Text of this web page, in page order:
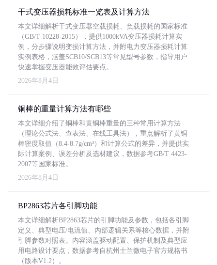
干式变压器损耗标准一览表及计算方法
本文详细解析干式变压器空载损耗、负载损耗的国家标准
（GB/T 10228-2015），提供1000kVA变压器损耗计算实
例，分步骤说明变损计算方法，并附电力变压器损耗计算
实例表格，涵盖SCB10/SCB13等常见型号参数，指导用户
快速掌握变压器能效评估要点。
2026年8月4日
铜棒的重量计算方法有哪些
本文详细介绍了铜棒和黄铜棒重量的三种常用计算方法
（理论公式法、查表法、在线工具法），重点解析了黄铜
棒密度取值（8.4-8.7g/cm³）和计算公式的差异，并提供实
际计算案例、误差分析及选材建议，数据参考GB/T 4423-
2007等国家标准。
2026年8月4日
BP2863芯片各引脚功能
本文详细解析BP2863芯片的引脚功能及参数，包括各引脚
定义、典型电压/电流值、内部逻辑关系等核心数据，并附
引脚参数对照表。内容涵盖驱动配置、保护机制及典型应
用电路设计要点，数据参考自杭州士兰微电子官方规格书
（版本V1.2）。